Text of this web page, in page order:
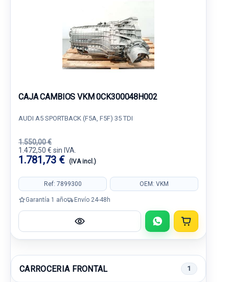
CAJA CAMBIOS VKM 0CK300048H002
AUDI A5 SPORTBACK (F5A, F5F) 35 TDI
1.550,00 €
1.472,50 € sin IVA.
1.781,73 € (IVA incl.)
Ref: 7899300 OEM: VKM
Garantía 1 año Envío 24-48h
CARROCERIA FRONTAL 1